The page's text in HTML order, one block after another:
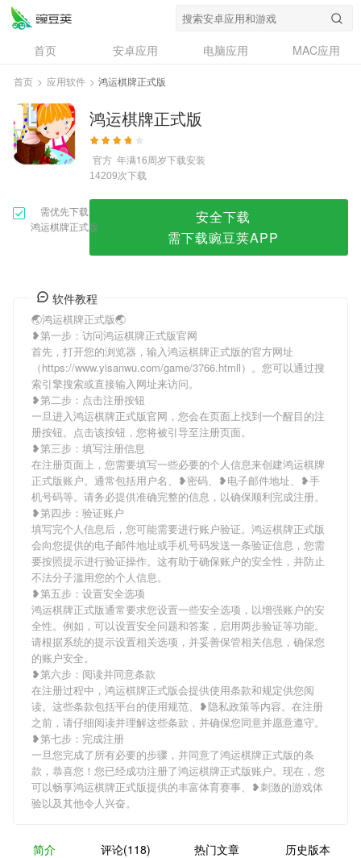
首页 安卓应用 电脑应用
MAC应用
资讯
专题
问答
首页 > 应用软件 > 鸿运棋牌正式版
鸿运棋牌正式版
官方 年满16周岁下载安装
14209次下载
需优先下载
鸿运棋牌正式版
安全下载
需下载豌豆荚APP
软件教程
🌏鸿运棋牌正式版🌏
❥第一步：访问鸿运棋牌正式版官网
首先，打开您的浏览器，输入鸿运棋牌正式版的官方网址
（https://www.yisanwu.com/game/3766.htmll）。您可以通过搜
索引擎搜索或直接输入网址来访问。
❥第二步：点击注册按钮
一旦进入鸿运棋牌正式版官网，您会在页面上找到一个醒目的注
册按钮。点击该按钮，您将被引导至注册页面。
❥第三步：填写注册信息
在注册页面上，您需要填写一些必要的个人信息来创建鸿运棋牌
正式版账户。通常包括用户名、❥密码、❥电子邮件地址、❥手
机号码等。请务必提供准确完整的信息，以确保顺利完成注册。
❥第四步：验证账户
填写完个人信息后，您可能需要进行账户验证。鸿运棋牌正式版
会向您提供的电子邮件地址或手机号码发送一条验证信息，您需
要按照提示进行验证操作。这有助于确保账户的安全性，并防止
不法分子滥用您的个人信息。
❥第五步：设置安全选项
鸿运棋牌正式版通常要求您设置一些安全选项，以增强账户的安
全性。例如，可以设置安全问题和答案，启用两步验证等功能。
请根据系统的提示设置相关选项，并妥善保管相关信息，确保您
的账户安全。
❥第六步：阅读并同意条款
在注册过程中，鸿运棋牌正式版会提供使用条款和规定供您阅
读。这些条款包括平台的使用规范、❥隐私政策等内容。在注册
之前，请仔细阅读并理解这些条款，并确保您同意并愿意遵守。
❥第七步：完成注册
一旦您完成了所有必要的步骤，并同意了鸿运棋牌正式版的条
款，恭喜您！您已经成功注册了鸿运棋牌正式版账户。现在，您
可以畅享鸿运棋牌正式版提供的丰富体育赛事、❥刺激的游戏体
验以及其他令人兴奋。
简介 评论(118) 热门文章 历史版本